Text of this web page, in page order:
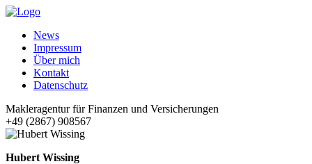
News
Impressum
Über mich
Kontakt
Datenschutz
Makleragentur für Finanzen und Versicherungen
+49 (2867) 908567
Hubert Wissing